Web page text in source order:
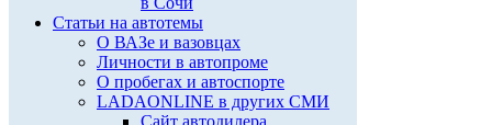
Статьи на автотемы
О ВАЗе и вазовцах
Личности в автопроме
О пробегах и автоспорте
LADAONLINE в других СМИ
Сайт автодилера